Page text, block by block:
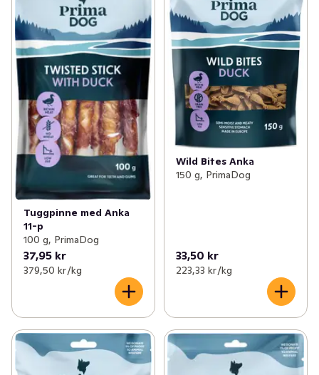
Tuggpinne med Anka
11-p
100 g, PrimaDog
37,95 kr
379,50 kr /kg
Wild Bites Anka
150 g, PrimaDog
33,50 kr
223,33 kr /kg